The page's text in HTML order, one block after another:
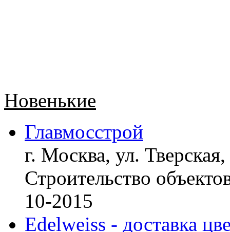
Новенькие
Главмосстрой
г. Москва, ул.
Строительство
10-2015
Edelweiss - доставка